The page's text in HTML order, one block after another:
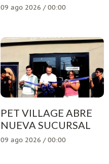
09 ago 2026 / 00:00
PET VILLAGE ABRE
NUEVA SUCURSAL
09 ago 2026 / 00:00